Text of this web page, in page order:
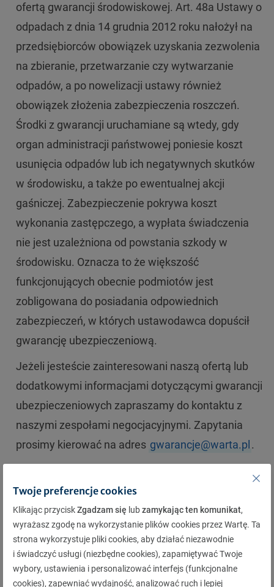
ofertą gwarancji środowiskowej. Art. 48a Ustawy o
odpadach z dnia 14 grudnia 2012 roku nałożył na
przedsiębiorców obowiązek uzyskania zezwolenia
na zbieranie, przetwarzanie czy wytwarzanie
odpadów, a po nowelizacji ustawy również
obowiązek złożenia zabezpieczenia roszczeń.
Środki z gwarancji uruchamiane są wtedy, gdy
organ administracji państwowej poniesie koszt
usunięcia odpadów lub ich negatywnych skutków
w środowisku, a także po ewentualnej akcji
gaśniczej. Zabezpieczenie pokrywa koszt
wykonania zastępczego, a wypłata świadczenia
nie jest uzależniona od powstania szkody w
środowisku. Oznacza to że większość
funkcjonujących obecnie podmiotów jest
zobligowana do posiadania odpowiednich
zabezpieczeń, w których ustawodawca dopuścił
gwarancję ubezpieczeniową.
Jeżeli jesteście zainteresowani naszą ofertą lub
dodatkowymi informacjami dotyczącymi gwarancji
ubezpieczeniowych zapraszamy do kontaktu z
naszymi zespołami negocjacyjnymi. Zapytania
prosimy kierować na adres gwarancje@warta.pl .
W przypadku dodatkowych pytań dotyczących
produktów, zapraszamy do kontaktu z Bożeną
Gerek-Trzcińską:Bozena.Gerek-
Trzcinska@warta.pl .
Twoje preferencje cookies
Klikając przyciskZgadzam się lubzamykając ten komunikat,
wyrażasz zgodę na wykorzystanie plików cookies przez Wartę. Ta
strona wykorzystuje pliki cookies, aby działać niezawodnie
i świadczyć usługi (niezbędne cookies), zapamiętywać Twoje
wybory, ustawienia i personalizować interfejs (funkcjonalne
cookies), zapewniać wydajność, analizować ruch i lepiej